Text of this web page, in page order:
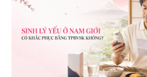
Nước uống đẹp da Collagen
50ml)
789.120
1.200.000 đ
Nước
Lady
50ml)
950.000 đ